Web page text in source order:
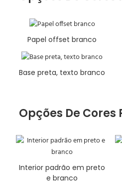
Papel offset branco
Base preta, texto branco
Opções De
Interior padrão em preto
e branco